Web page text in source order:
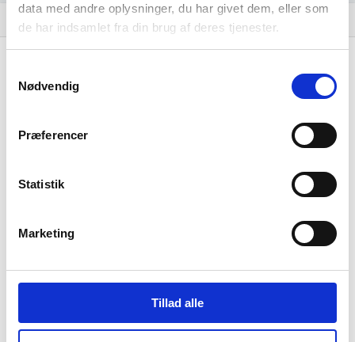
data med andre oplysninger, du har givet dem, eller som
de har indsamlet fra din brug af deres tjenester.
Nødvendig
Præferencer
Statistik
Marketing
Tillad alle
Historisk udvikling af rollerne
tiltrådte
SK Invest 1 ApS
tiltrådte som ejer 33,34 - 49,99% af
01. september, 2023